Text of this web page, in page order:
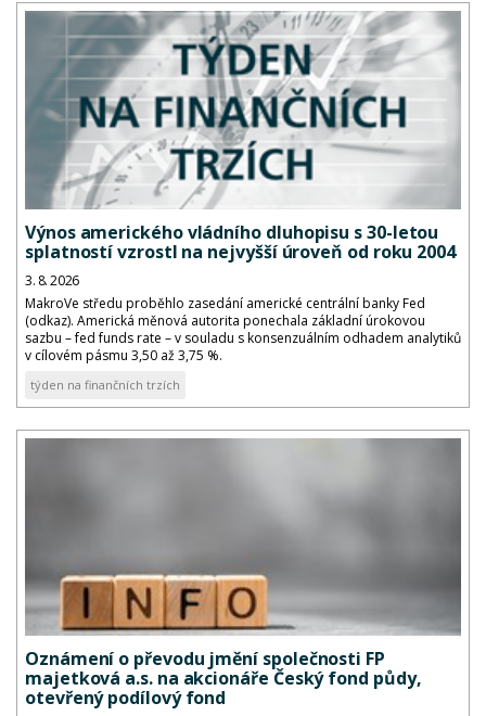
Výnos amerického vládního dluhopisu s 30-letou
splatností vzrostl na nejvyšší úroveň od roku 2004
3. 8. 2026
MakroVe středu proběhlo zasedání americké centrální banky Fed
(odkaz). Americká měnová autorita ponechala základní úrokovou
sazbu – fed funds rate – v souladu s konsenzuálním odhadem analytiků
v cílovém pásmu 3,50 až 3,75 %.
týden na finančních trzích
Oznámení o převodu jmění společnosti FP
majetková a.s. na akcionáře Český fond půdy,
otevřený podílový fond